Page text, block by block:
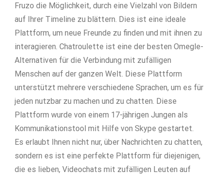
Fruzo die Möglichkeit, durch eine Vielzahl von Bildern
auf Ihrer Timeline zu blättern. Dies ist eine ideale
Plattform, um neue Freunde zu finden und mit ihnen zu
interagieren. Chatroulette ist eine der besten Omegle-
Alternativen für die Verbindung mit zufälligen
Menschen auf der ganzen Welt. Diese Plattform
unterstützt mehrere verschiedene Sprachen, um es für
jeden nutzbar zu machen und zu chatten. Diese
Plattform wurde von einem 17-jährigen Jungen als
Kommunikationstool mit Hilfe von Skype gestartet.
Es erlaubt Ihnen nicht nur, über Nachrichten zu chatten,
sondern es ist eine perfekte Plattform für diejenigen,
die es lieben, Videochats mit zufälligen Leuten auf